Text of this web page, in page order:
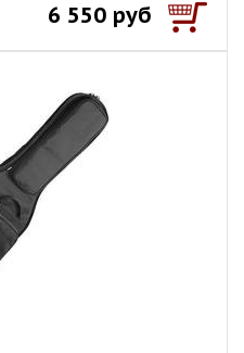
6 550 руб